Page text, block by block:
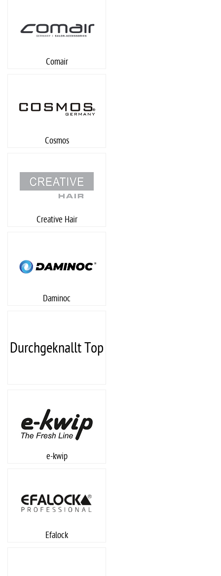
Comair
Cosmos
Creative Hair
Daminoc
Durchgeknallt Top
Media
e-kwip
Efalock